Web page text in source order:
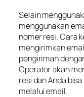
Selain
menggunakan
nomer resi. Cara
mengirimkan
pengiriman
Operator akan
resi dan Anda
melalui email.